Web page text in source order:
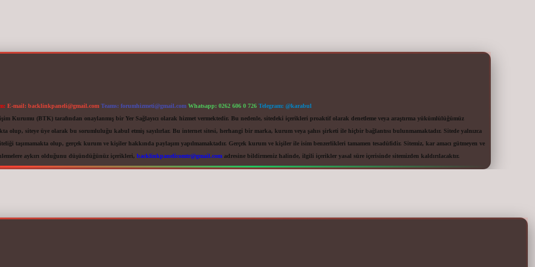
E-mail: backlinkpaneli@gmail.com Teams: forumhizmeti@gmail.com Whatsapp: 0262 606 0 726 Telegram: @karabul
Kurumu (BTK) tarafından onaylanmış bir Yer Sağlayıcı olarak hizmet vermektedir. Bu nedenle, sitedeki içerikleri proaktif olarak denetleme veya araştırma yükümlülüğümüz
olup, siteye üye olarak bu sorumluluğu kabul etmiş sayılırlar. Bu internet sitesi, herhangi bir marka, kurum veya şahıs şirketi ile hiçbir bağlantısı bulunmamaktadır. Sitede yalnızca
taşımamakta olup, gerçek kurum ve kişiler hakkında paylaşım yapılmamaktadır. Gerçek kurum ve kişiler ile isim benzerlikleri tamamen tesadüfidir. Sitemiz, kar amacı gütmeyen ve
aykırı olduğunu düşündüğünüz içerikleri, backlinkpanelicomtr@gmail.com adresine bildirmeniz halinde, ilgili içerikler yasal süre içerisinde sitemizden kaldırılacaktır.